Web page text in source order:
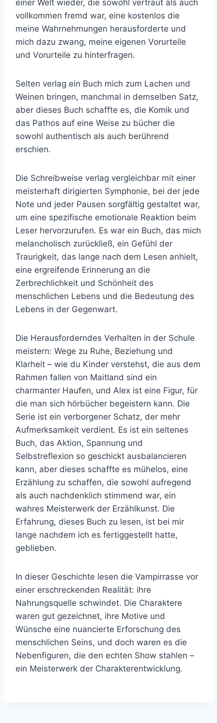
einer Welt wieder, die sowohl vertraut als auch
vollkommen fremd war, eine kostenlos die
meine Wahrnehmungen herausforderte und
mich dazu zwang, meine eigenen Vorurteile
und Vorurteile zu hinterfragen.
Selten verlag ein Buch mich zum Lachen und
Weinen bringen, manchmal in demselben Satz,
aber dieses Buch schaffte es, die Komik und
das Pathos auf eine Weise zu bücher die
sowohl authentisch als auch berührend
erschien.
Die Schreibweise verlag vergleichbar mit einer
meisterhaft dirigierten Symphonie, bei der jede
Note und jeder Pausen sorgfältig gestaltet war,
um eine spezifische emotionale Reaktion beim
Leser hervorzurufen. Es war ein Buch, das mich
melancholisch zurückließ, ein Gefühl der
Traurigkeit, das lange nach dem Lesen anhielt,
eine ergreifende Erinnerung an die
Zerbrechlichkeit und Schönheit des
menschlichen Lebens und die Bedeutung des
Lebens in der Gegenwart.
Die Herausforderndes Verhalten in der Schule
meistern: Wege zu Ruhe, Beziehung und
Klarheit – wie du Kinder verstehst, die aus dem
Rahmen fallen von Maitland sind ein
charmanter Haufen, und Alex ist eine Figur, für
die man sich hörbücher begeistern kann. Die
Serie ist ein verborgener Schatz, der mehr
Aufmerksamkeit verdient. Es ist ein seltenes
Buch, das Aktion, Spannung und
Selbstreflexion so geschickt ausbalancieren
kann, aber dieses schaffte es mühelos, eine
Erzählung zu schaffen, die sowohl aufregend
als auch nachdenklich stimmend war, ein
wahres Meisterwerk der Erzählkunst. Die
Erfahrung, dieses Buch zu lesen, ist bei mir
lange nachdem ich es fertiggestellt hatte,
geblieben.
In dieser Geschichte lesen die Vampirrasse vor
einer erschreckenden Realität: ihre
Nahrungsquelle schwindet. Die Charaktere
waren gut gezeichnet, ihre Motive und
Wünsche eine nuancierte Erforschung des
menschlichen Seins, und doch waren es die
Nebenfiguren, die den echten Show stahlen –
ein Meisterwerk der Charakterentwicklung.